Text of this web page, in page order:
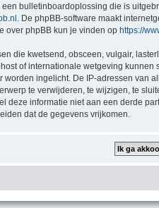
bulletinboardoplossing die is
. De phpBB-software maakt
over phpBB kun je vinden op https://
die kwetsend, obsceen, vulgair,
of internationale wetgeving
worden ingelicht. De IP-adressen van
te verwijderen, te wijzigen, te
deze informatie niet aan een derde
dat de gegevens vrijkomen.